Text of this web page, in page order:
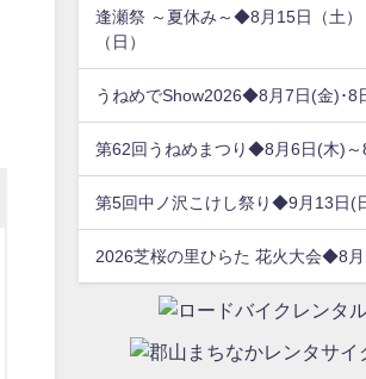
逢瀬祭 ～夏休み～◆8月15日（土）
（日）
うねめでShow2026◆8月7日(金)･8
第62回うねめまつり◆8月6日(木)～
第5回中ノ沢こけし祭り◆9月13日(
2026芝桜の里ひらた 花火大会◆8